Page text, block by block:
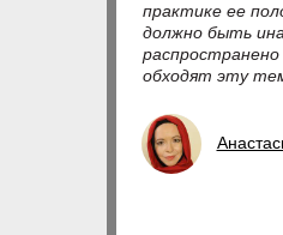
практике ее
должно быть
обходят эту